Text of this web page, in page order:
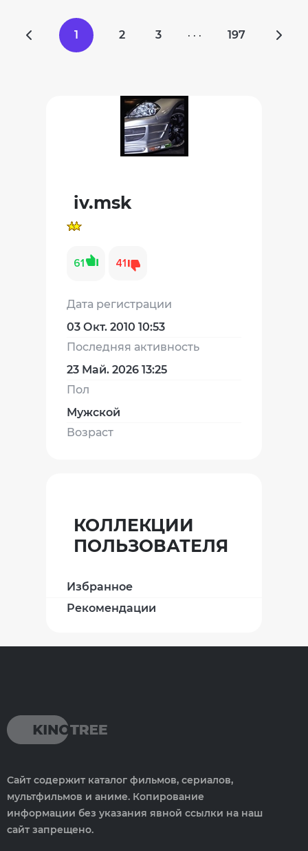
1 2 3 · · · 197
iv.msk
61 41
Дата регистрации
03 Окт. 2010 10:53
Последняя активность
23 Май. 2026 13:25
Пол
Мужской
Возраст
КОЛЛЕКЦИИ
ПОЛЬЗОВАТЕЛЯ
Избранное
Рекомендации
Сайт содержит каталог фильмов, сериалов,
мультфильмов и аниме. Копирование
информации без указания явной ссылки на наш
сайт запрещено.